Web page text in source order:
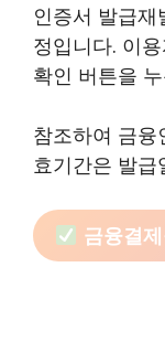
인증서 발급
정입니다. 이
확인 버튼을
참조하여 금
효기간은 발
금융결